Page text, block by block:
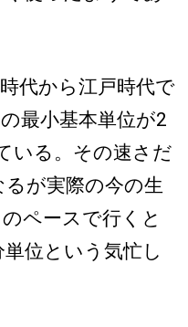
代から江戸時代で
最小基本単位が2
いる。その速さだ
が実際の今の生
ペースで行くと
位という気忙し